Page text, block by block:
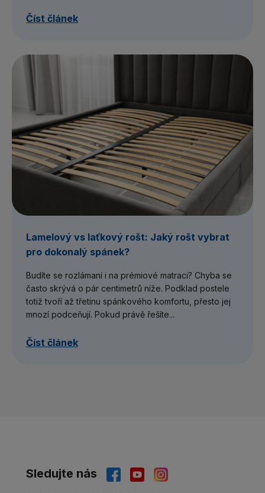
Číst článek
Lamelový vs laťkový rošt: Jaký rošt vybrat
pro dokonalý spánek?
Budíte se rozlámaní i na prémiové matraci? Chyba se
často skrývá o pár centimetrů níže. Podklad postele
totiž tvoří až třetinu spánkového komfortu, přesto jej
mnozí podceňují. Pokud právě řešíte...
Číst článek
Sledujte nás